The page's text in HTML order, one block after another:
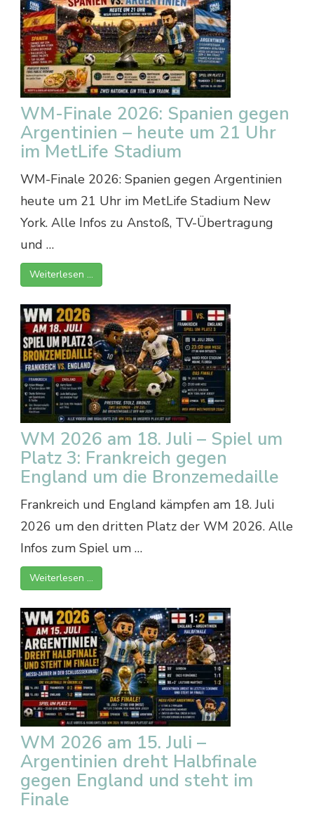
WM-Finale 2026: Spanien gegen
Argentinien – heute um 21 Uhr
im MetLife Stadium
WM-Finale 2026: Spanien gegen Argentinien
heute um 21 Uhr im MetLife Stadium New
York. Alle Infos zu Anstoß, TV-Übertragung
und …
Weiterlesen …
WM 2026 am 18. Juli – Spiel um
Platz 3: Frankreich gegen
England um die Bronzemedaille
Frankreich und England kämpfen am 18. Juli
2026 um den dritten Platz der WM 2026. Alle
Infos zum Spiel um …
Weiterlesen …
WM 2026 am 15. Juli –
Argentinien dreht Halbfinale
gegen England und steht im
Finale